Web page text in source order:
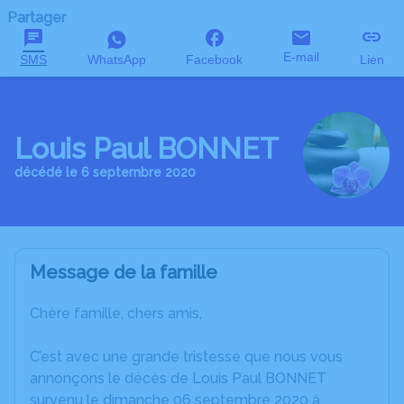
Partager
SMS WhatsApp Facebook E-mail Lien
Louis Paul BONNET
décédé le 6 septembre 2020
Message de la famille
Chère famille, chers amis,
C’est avec une grande tristesse que nous vous
annonçons le décès de Louis Paul BONNET
survenu le dimanche 06 septembre 2020 à